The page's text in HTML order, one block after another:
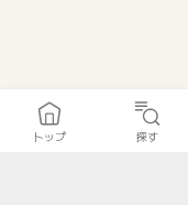
トップ 探す